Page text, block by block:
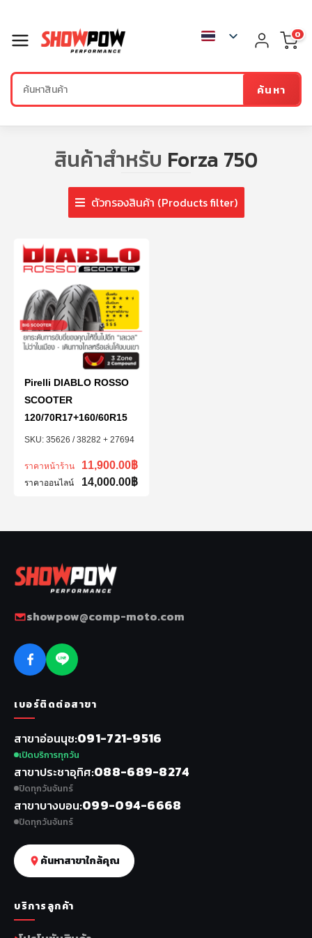
ค้นหา
0
สินค้าสำหรับ Forza 750
ตัวกรองสินค้า (Products filter)
35626 / 38282 + 27694
Pirelli DIABLO ROSSO
SCOOTER
120/70R17+160/60R15
ราคาหน้าร้าน 11,900.00฿
ราคาออนไลน์ 14,000.00฿
showpow@comp-moto.com
เบอร์ติดต่อสาขา
สาขาอ่อนนุช 091-721-9516
เปิดบริการทุกวัน
สาขาประชาอุทิศ 088-689-8274
ปิดทุกวันจันทร์
สาขาบางบอน 099-094-6668
ปิดทุกวันจันทร์
ค้นหาสาขาใกล้คุณ
บริการลูกค้า